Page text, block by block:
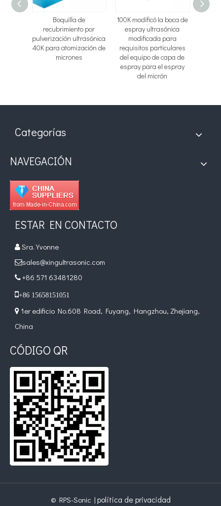
Boquilla de
recubrimiento por
pulverización ultrasónica
40K para atomización de
micrones
100K modificó la boca de
espray ultrasónica
modificada para
requisitos particulares
del equipo de capa de
espray para el espray
del micrón
Categorías
NAVEGACIÓN
ESTAR EN CONTACTO
 Sra. Yvonne
sales@xingultrasonic.com
 +86 571 63481280
+86 15658151051
 1er edificio No.608 Road, Fuyang, Hangzhou, Zhejiang,
China
CÓDIGO QR
© RPS-Sonic | política de privacidad